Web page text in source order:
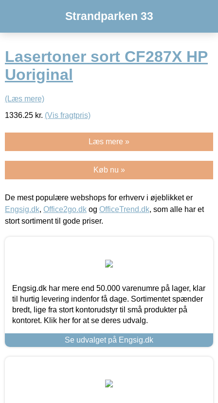
Strandparken 33
Lasertoner sort CF287X HP
Uoriginal
(Læs mere)
1336.25 kr. (Vis fragtpris)
Læs mere »
Køb nu »
De mest populære webshops for erhverv i øjeblikket er
Engsig.dk, Office2go.dk og OfficeTrend.dk, som alle har et
stort sortiment til gode priser.
Engsig.dk har mere end 50.000 varenumre på lager, klar
til hurtig levering indenfor få dage. Sortimentet spænder
bredt, lige fra stort kontorudstyr til små produkter på
kontoret. Klik her for at se deres udvalg.
Se udvalget på Engsig.dk